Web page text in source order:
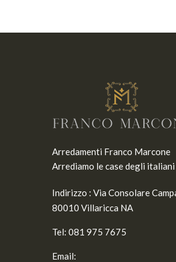
Arredamenti Franco Marcone
Arrediamo le case degli
Indirizzo : Via Consolare
80010 Villaricca NA
Tel: 081 975 7675
Email: